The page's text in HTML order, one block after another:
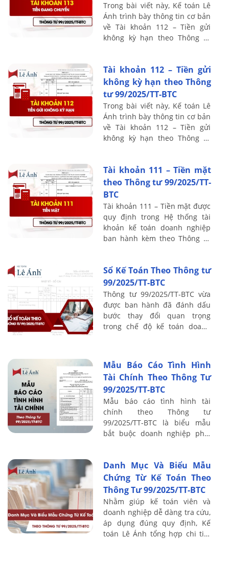
Trong bài viết này, Kế toán Lê
Ánh trình bày thông tin cơ bản
về Tài khoản 112 – Tiền gửi
không kỳ hạn theo Thông tư
nội dung ...
Tài khoản 112 – Tiền gửi
không kỳ hạn theo Thông
tư 99/2025/TT-BTC
Trong bài viết này, Kế toán Lê
Ánh trình bày thông tin cơ bản
về Tài khoản 112 – Tiền gửi
không kỳ hạn theo Thông tư
nội dung ...
Tài khoản 111 – Tiền mặt
theo Thông tư 99/2025/TT-
BTC
Tài khoản 111 – Tiền mặt được
quy định trong Hệ thống tài
khoản kế toán doanh nghiệp
ban hành kèm theo Thông tư
khái niệm, ...
Sổ Kế Toán Theo Thông tư
99/2025/TT-BTC
Thông tư 99/2025/TT-BTC vừa
được ban hành đã đánh dấu
bước thay đổi quan trọng
trong chế độ kế toán doanh
Thông tư 99 giúp ...
Mẫu Báo Cáo Tình Hình
Tài Chính Theo Thông Tư
99/2025/TT-BTC
Mẫu báo cáo tình hình tài
chính theo Thông tư
99/2025/TT-BTC là biểu mẫu
bắt buộc doanh nghiệp phải
ánh đầy đủ tình hình ...
Danh Mục Và Biểu Mẫu
Chứng Từ Kế Toán Theo
Thông Tư 99/2025/TT-BTC
Nhằm giúp kế toán viên và
doanh nghiệp dễ dàng tra cứu,
áp dụng đúng quy định, Kế
toán Lê Ánh tổng hợp chi tiết